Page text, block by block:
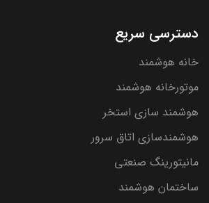
دسترسی سریع
خانه هوشمند
موتورخانه هوشمند
هوشمند سازی استخر
هوشمندسازی اتاق سرور
مانیتورینگ صنعتی
ساختمان هوشمند